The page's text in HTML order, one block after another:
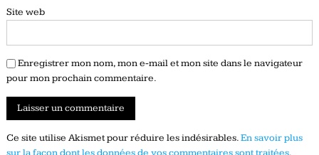
Site web
Enregistrer mon nom, mon e-mail et mon site dans le navigateur
pour mon prochain commentaire.
Ce site utilise Akismet pour réduire les indésirables.En savoir plus